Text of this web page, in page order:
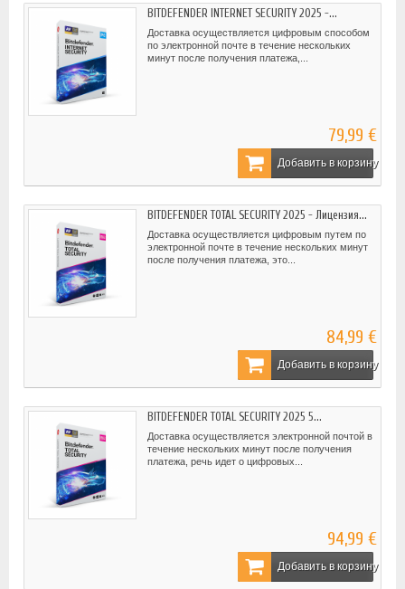
BITDEFENDER INTERNET SECURITY 2025 -...
Доставка осуществляется цифровым способом
по электронной почте в течение нескольких
минут после получения платежа,...
79,99 €
Добавить в корзину
BITDEFENDER TOTAL SECURITY 2025 - Лицензия...
Доставка осуществляется цифровым путем по
электронной почте в течение нескольких минут
после получения платежа, это...
84,99 €
Добавить в корзину
BITDEFENDER TOTAL SECURITY 2025 5...
Доставка осуществляется электронной почтой в
течение нескольких минут после получения
платежа, речь идет о цифровых...
94,99 €
Добавить в корзину